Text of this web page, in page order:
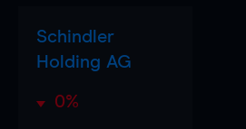
Schindler
Holding AG
0%